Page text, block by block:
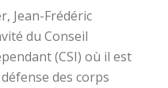
Jean-Frédéric
du Conseil
(CSI) où il est
des corps